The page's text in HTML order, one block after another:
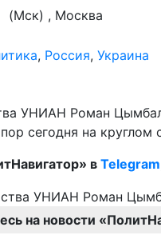
(Мск) , Москва
, Россия, Украина
УНИАН Роман
сегодня на
в Telegram
на новости